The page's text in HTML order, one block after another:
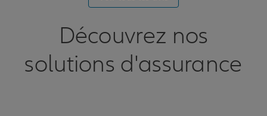
Découvrez nos
solutions d'assurance